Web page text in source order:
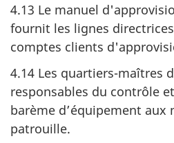
4.13 Le manuel
fournit les lignes
comptes clients
4.14 Les quartiers-maîtres
responsables du contrôle
barème d’équipement aux
patrouille.